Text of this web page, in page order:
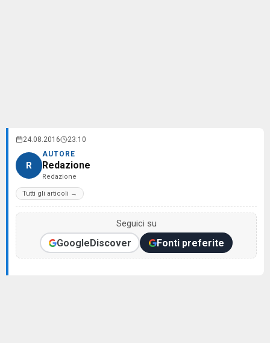
24.08.2016 23:10
R
AUTORE
Redazione
Redazione
Tutti gli articoli →
Seguici su
GoogleDiscover Fonti preferite